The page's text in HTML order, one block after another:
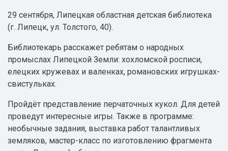
29 сентября, Липецкая областная детская библиотека
(г. Липецк, ул. Толстого, 40).
Библиотекарь расскажет ребятам о народных
промыслах Липецкой Земли: хохломской росписи,
елецких кружевах и валенках, романовских игрушках-
свистульках.
Пройдёт представление перчаточных кукол. Для детей
проведут интересные игры. Также в программе:
необычные задания, выставка работ талантливых
земляков, мастер-класс по изготовлению фрагмента